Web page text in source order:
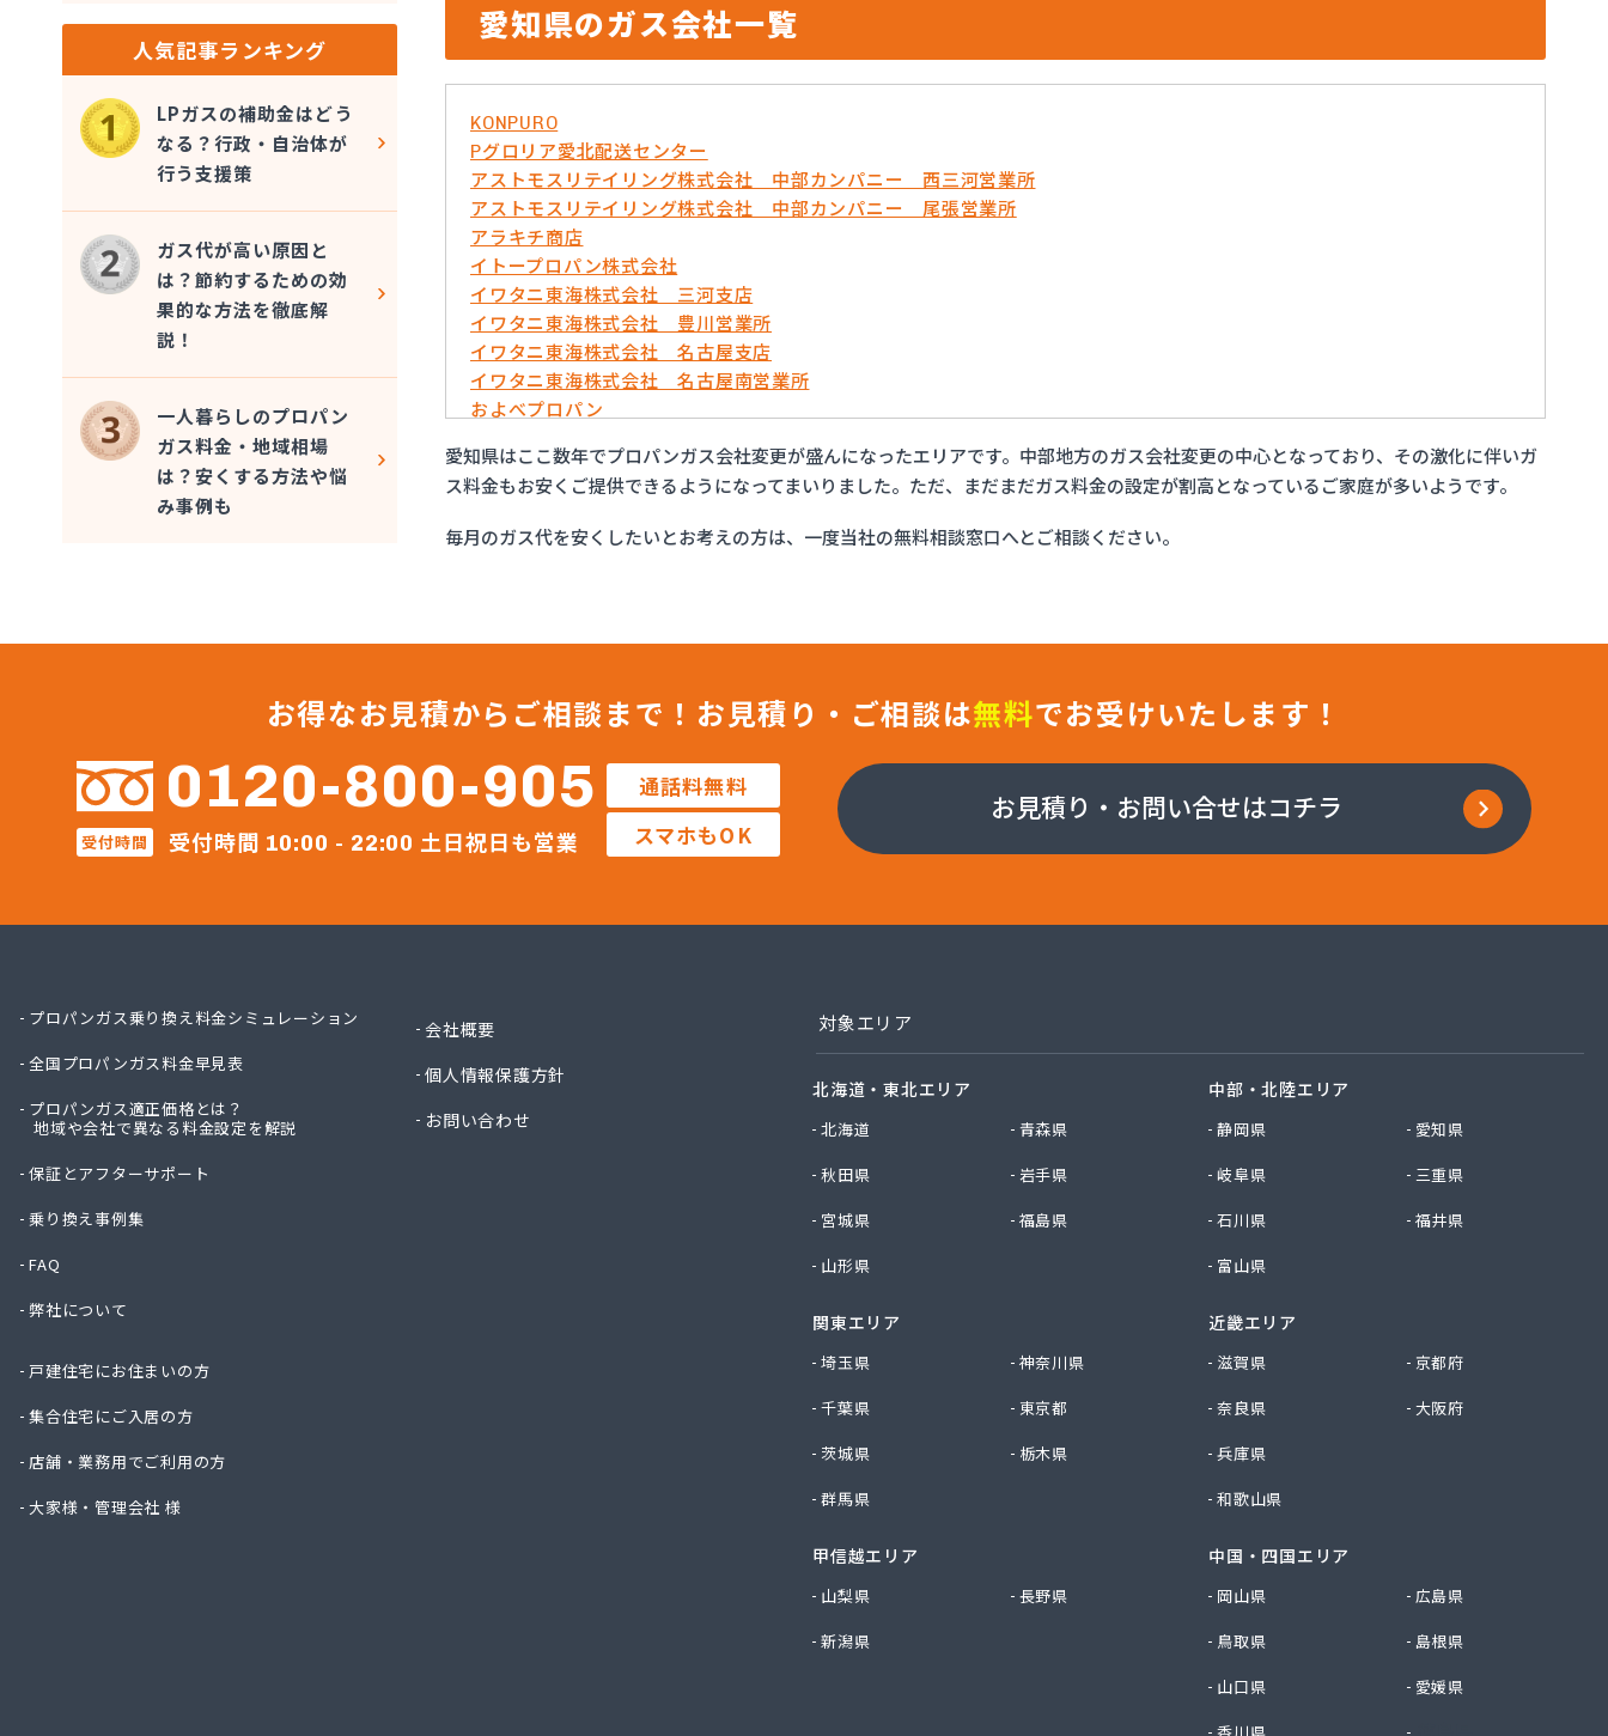
愛知県のガス会社一覧
KONPURO
Pグロリア愛北配送センター
アストモスリテイリング株式会社 中部カンパニー 西三河営業所
アストモスリテイリング株式会社 中部カンパニー 尾張営業所
アラキチ商店
イトープロパン株式会社
イワタニ東海株式会社 三河支店
イワタニ東海株式会社 豊川営業所
イワタニ東海株式会社 名古屋支店
イワタニ東海株式会社 名古屋南営業所
およべプロパン
ガステックサービス株式会社 安城営業所
ガステックサービス株式会社 西三河支店
ガステックサービス株式会社 岡崎営業所
ガステックサービス株式会社 蒲郡営業所
ガステックサービス株式会社 西尾営業所
ガステックサービス株式会社 尾張支店 春日井営業所
ガステックサービス株式会社 豊川営業所
カネテン商店
かね安商店
カネ庄津島店
サンダイ燃料店
ダイイチガスコム株式会社 尾張営業所
チリウヒーターサービス
ニイミガス株式会社
ニイミ産業株式会社 ホームガス 名古屋西営業所
愛知県はここ数年でプロパンガス会社変更が盛んになったエリアです。中部地方のガス会社変更の中心となっており、その激化に伴いガ
ス料金もお安くご提供できるようになってまいりました。ただ、まだまだガス料金の設定が割高となっているご家庭が多いようです。
毎月のガス代を安くしたいとお考えの方は、一度当社の無料相談窓口へとご相談ください。
人気記事ランキング
LPガスの補助金はどう
なる？行政・自治体が
行う支援策
ガス代が高い原因と
は？節約するための効
果的な方法を徹底解
説！
一人暮らしのプロパン
ガス料金・地域相場
は？安くする方法や悩
み事例も
お得なお見積からご相談まで！ お見積り・ご相談は無料でお受けいたします！
0120-800-905
受付時間 受付時間 10:00 - 22:00 土日祝日も営業
通話料無料
スマホもOK
お見積り・お問い合せはコチラ
プロパンガス乗り換え料金シミュレーション
全国プロパンガス料金早見表
プロパンガス適正価格とは？
地域や会社で異なる料金設定を解説
保証とアフターサポート
乗り換え事例集
FAQ
弊社について
戸建住宅にお住まいの方
集合住宅にご入居の方
店舗・業務用でご利用の方
大家様・管理会社 様
会社概要
個人情報保護方針
お問い合わせ
対象エリア
北海道・東北エリア
北海道
青森県
秋田県
岩手県
宮城県
福島県
山形県
関東エリア
埼玉県
神奈川県
千葉県
東京都
茨城県
栃木県
群馬県
甲信越エリア
山梨県
長野県
新潟県
中部・北陸エリア
静岡県
愛知県
岐阜県
三重県
石川県
福井県
富山県
近畿エリア
滋賀県
京都府
奈良県
大阪府
兵庫県
和歌山県
中国・四国エリア
岡山県
広島県
鳥取県
島根県
山口県
愛媛県